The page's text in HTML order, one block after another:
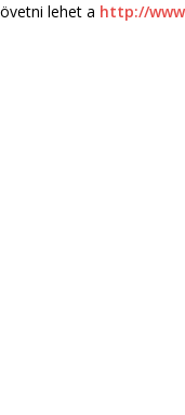
lehet a http://